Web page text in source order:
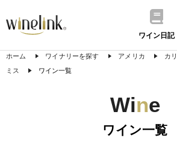
ワイン日記
ホーム ワイナリーを探す アメリカ カ
ミス
ワイン一覧
Wine
ワイン一覧